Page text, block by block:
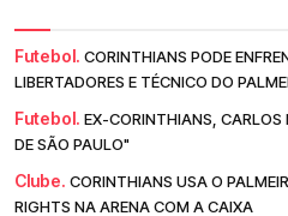
Futebol. CORINTHIANS PODE
LIBERTADORES E TÉCNICO DO
Futebol. EX-CORINTHIANS, CARLOS
DE SÃO PAULO"
Clube. CORINTHIANS USA O
RIGHTS NA ARENA COM A CAIXA